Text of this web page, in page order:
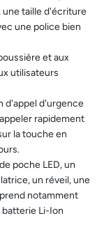
une taille d'écriture
une police bien
et aux
utilisateurs
d'appel d'urgence
rapidement
la touche en
poche LED, un
un réveil, une
notamment
Li-Ion